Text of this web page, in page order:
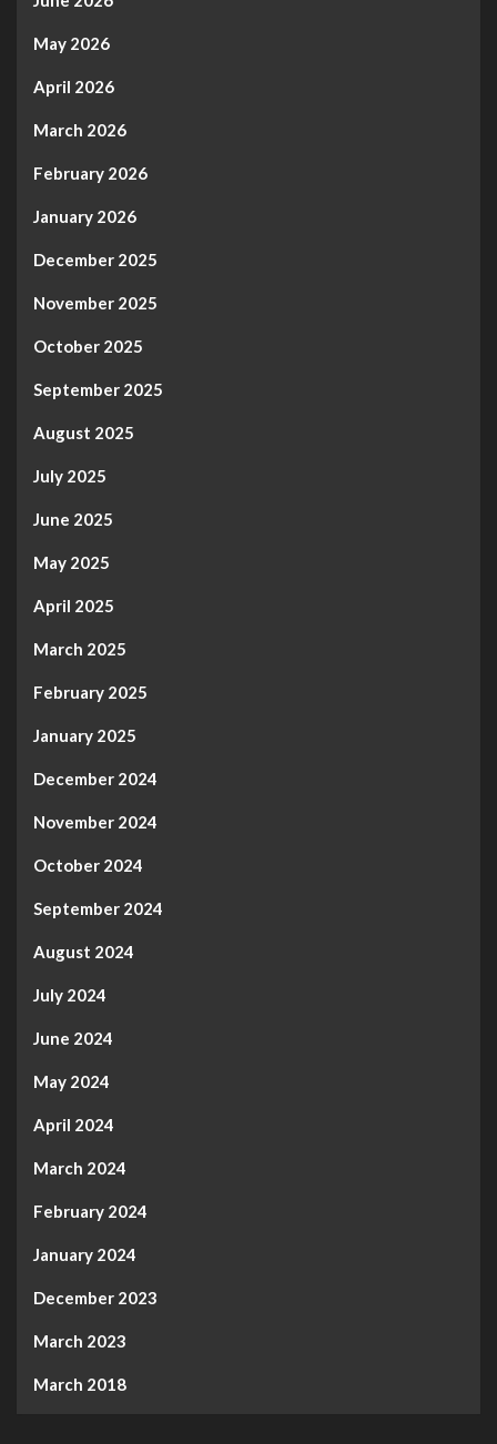
May 2026
April 2026
March 2026
February 2026
January 2026
December 2025
November 2025
October 2025
September 2025
August 2025
July 2025
June 2025
May 2025
April 2025
March 2025
February 2025
January 2025
December 2024
November 2024
October 2024
September 2024
August 2024
July 2024
June 2024
May 2024
April 2024
March 2024
February 2024
January 2024
December 2023
March 2023
March 2018